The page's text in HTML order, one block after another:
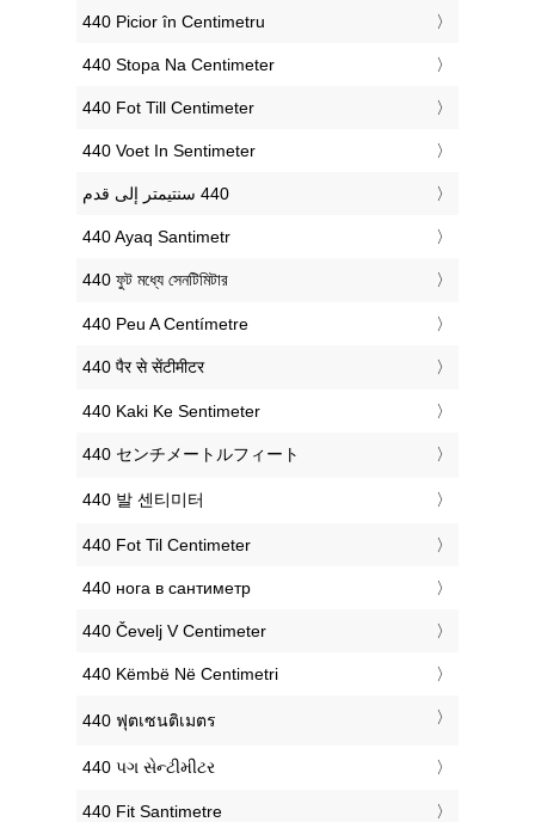
‎440 Picior în Centimetru
‎440 Stopa Na Centimeter
‎440 Fot Till Centimeter
‎440 Voet In Sentimeter
‎440 Ayaq Santimetr
‎440 ফুট মধ্যে সেনটিমিটার
‎440 Peu A Centímetre
‎440 पैर से सेंटीमीटर
‎440 Kaki Ke Sentimeter
‎440 センチメートルフィート
‎440 발 센티미터
‎440 Fot Til Centimeter
‎440 нога в сантиметр
‎440 Čevelj V Centimeter
‎440 Këmbë Në Centimetri
‎440 ฟุตเซนติเมตร
‎440 પગ સેન્ટીમીટર
‎440 Fit Santimetre